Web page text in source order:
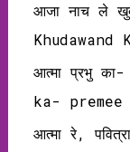
आजा नाच ले
Khudawand
आत्मा प्रभु
ka-
आत्मा रे,